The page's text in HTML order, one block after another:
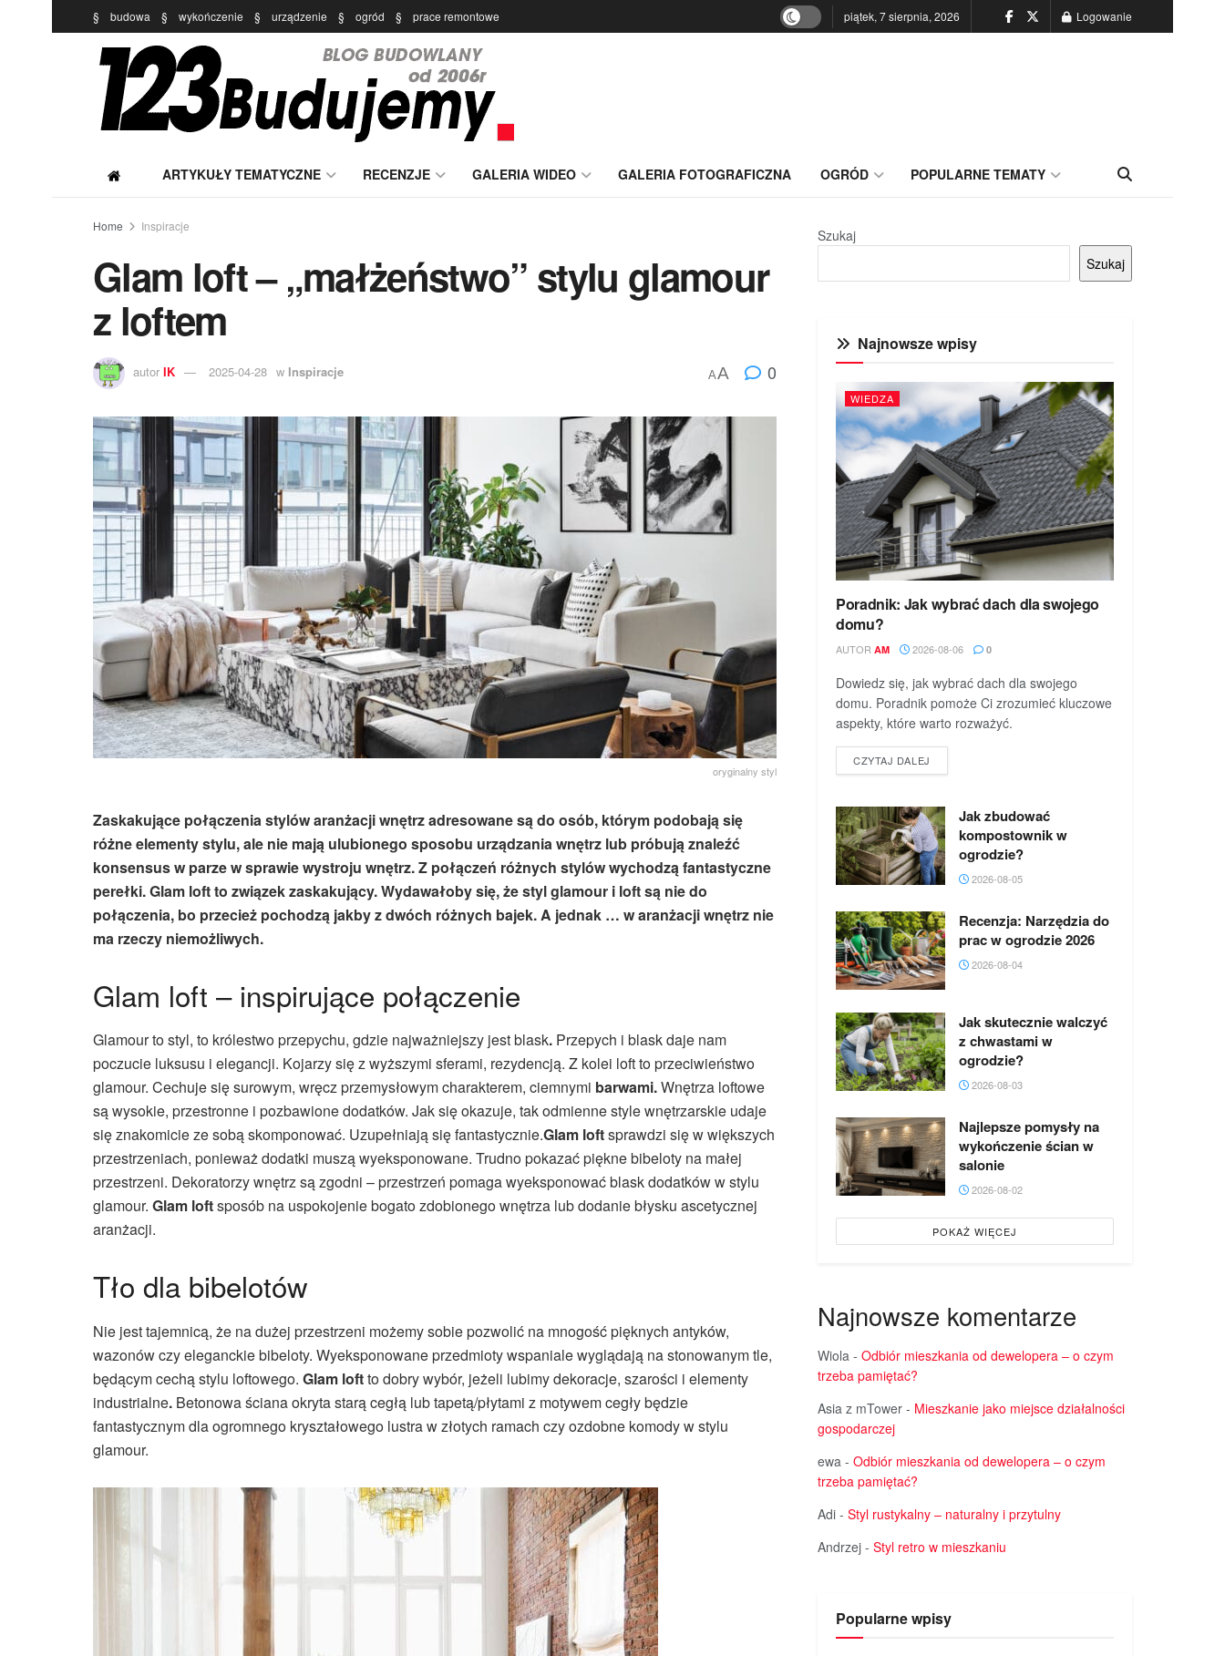
§ budowa § wykończenie § urządzenie § ogród § prace remontowe piątek, 7 sierpnia, 2026 Logowanie
ARTYKUŁY TEMATYCZNE RECENZJE GALERIA WIDEO GALERIA FOTOGRAFICZNA OGRÓD POPULARNE TEMATY
Home Inspiracje
Glam loft – „małżeństwo” stylu glamour
z loftem
autor IK 2025-04-28 w Inspiracje AA 0
oryginalny styl
Zaskakujące połączenia stylów aranżacji wnętrz adresowane są do osób, którym podobają się
różne elementy stylu, ale nie mają ulubionego sposobu urządzania wnętrz lub próbują znaleźć
konsensus w parze w sprawie wystroju wnętrz. Z połączeń różnych stylów wychodzą fantastyczne
perełki. Glam loft to związek zaskakujący. Wydawałoby się, że styl glamour i loft są nie do
połączenia, bo przecież pochodzą jakby z dwóch różnych bajek. A jednak … w aranżacji wnętrz nie
ma rzeczy niemożliwych.
Glam loft – inspirujące połączenie
Glamour to styl, to królestwo przepychu, gdzie najważniejszy jest blask. Przepych i blask daje nam
poczucie luksusu i elegancji. Kojarzy się z wyższymi sferami, rezydencją. Z kolei loft to przeciwieństwo
glamour. Cechuje się surowym, wręcz przemysłowym charakterem, ciemnymi barwami.Wnętrza loftowe
są wysokie, przestronne i pozbawione dodatków. Jak się okazuje, tak odmienne style wnętrzarskie udaje
się znakomicie ze sobą skomponować. Uzupełniają się fantastycznie.Glam loftsprawdzi się w większych
przestrzeniach, ponieważ dodatki muszą wyeksponowane. Trudno pokazać piękne bibeloty na małej
przestrzeni. Dekoratorzy wnętrz są zgodni – przestrzeń pomaga wyeksponować blask dodatków w stylu
glamour. Glam loftsposób na uspokojenie bogato zdobionego wnętrza lub dodanie błysku ascetycznej
aranżacji.
Tło dla bibelotów
Nie jest tajemnicą, że na dużej przestrzeni możemy sobie pozwolić na mnogość pięknych antyków,
wazonów czy eleganckie bibeloty. Wyeksponowane przedmioty wspaniale wyglądają na stonowanym tle,
będącym cechą stylu loftowego. Glam loftto dobry wybór, jeżeli lubimy dekoracje, szarości i elementy
industrialne. Betonowa ściana okryta starą cegłą lub tapetą/płytami z motywem cegły będzie
fantastycznym dla ogromnego kryształowego lustra w złotych ramach czy ozdobne komody w stylu
glamour.
Szukaj
Szukaj
Najnowsze wpisy
WIEDZA
Poradnik: Jak wybrać dach dla swojego
domu?
AUTOR AM 2026-08-06 0
Dowiedz się, jak wybrać dach dla swojego
domu. Poradnik pomoże Ci zrozumieć kluczowe
aspekty, które warto rozważyć.
CZYTAJ DALEJ
Jak zbudować
kompostownik w
ogrodzie?
2026-08-05
Recenzja: Narzędzia do
prac w ogrodzie 2026
2026-08-04
Jak skutecznie walczyć
z chwastami w
ogrodzie?
2026-08-03
Najlepsze pomysły na
wykończenie ścian w
salonie
2026-08-02
POKAŻ WIĘCEJ
Najnowsze komentarze
Wiola - Odbiór mieszkania od dewelopera – o czym
trzeba pamiętać?
Asia z mTower - Mieszkanie jako miejsce działalności
gospodarczej
ewa - Odbiór mieszkania od dewelopera – o czym
trzeba pamiętać?
Adi - Styl rustykalny – naturalny i przytulny
Andrzej - Styl retro w mieszkaniu
Popularne wpisy